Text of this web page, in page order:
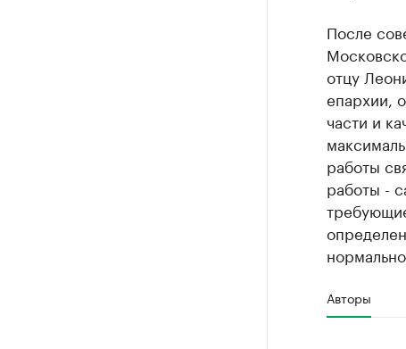
После
отцу
епархии,
части и
работы
работы -
Авторы